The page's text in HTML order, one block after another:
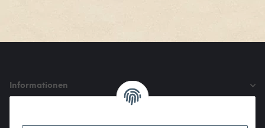
Informationen